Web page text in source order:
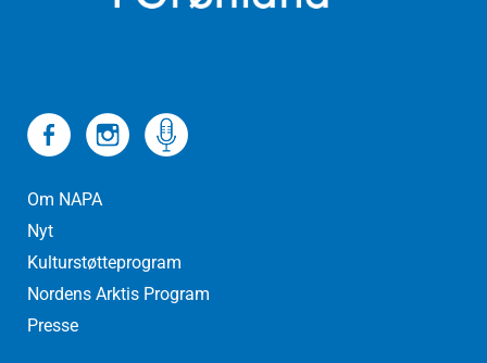
Om NAPA
Nyt
Kulturstøtteprogram
Nordens Arktis Program
Presse